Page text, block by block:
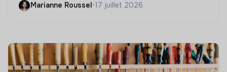
Marianne Roussel •17 juillet 2026